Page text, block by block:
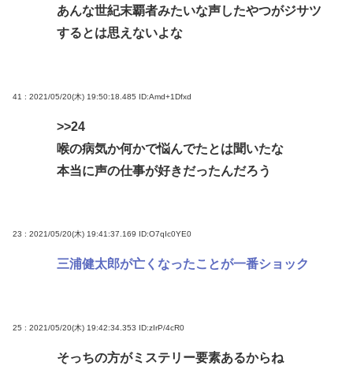
あんな世紀末覇者みたいな声したやつがジサツ
するとは思えないよな
41 : 2021/05/20(木) 19:50:18.485 ID:Amd+1Dfxd
>>24
喉の病気か何かで悩んでたとは聞いたな
本当に声の仕事が好きだったんだろう
23 : 2021/05/20(木) 19:41:37.169 ID:O7qIc0YE0
三浦健太郎が亡くなったことが一番ショック
25 : 2021/05/20(木) 19:42:34.353 ID:zIrP/4cR0
そっちの方がミステリー要素あるからね